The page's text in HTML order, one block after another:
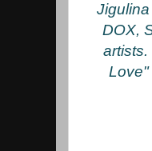
DOX,
Love"